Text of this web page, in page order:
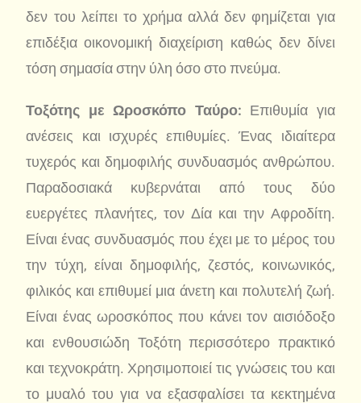
δεν του λείπει το χρήμα αλλά δεν φημίζεται για
επιδέξια οικονομική διαχείριση καθώς δεν δίνει
τόση σημασία στην ύλη όσο στο πνεύμα.
Τοξότης με Ωροσκόπο Ταύρο: Επιθυμία για
ανέσεις και ισχυρές επιθυμίες. Ένας ιδιαίτερα
τυχερός και δημοφιλής συνδυασμός ανθρώπου.
Παραδοσιακά κυβερνάται από τους δύο
ευεργέτες πλανήτες, τον Δία και την Αφροδίτη.
Είναι ένας συνδυασμός που έχει με το μέρος του
την τύχη, είναι δημοφιλής, ζεστός, κοινωνικός,
φιλικός και επιθυμεί μια άνετη και πολυτελή ζωή.
Είναι ένας ωροσκόπος που κάνει τον αισιόδοξο
και ενθουσιώδη Τοξότη περισσότερο πρακτικό
και τεχνοκράτη. Χρησιμοποιεί τις γνώσεις του και
το μυαλό του για να εξασφαλίσει τα κεκτημένα